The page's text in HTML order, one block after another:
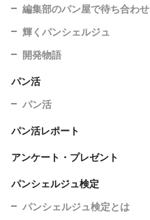
編集部のパン屋で待ち合わせ
輝くパンシェルジュ
開発物語
パン活
パン活
パン活レポート
アンケート・プレゼント
パンシェルジュ検定
パンシェルジュ検定とは